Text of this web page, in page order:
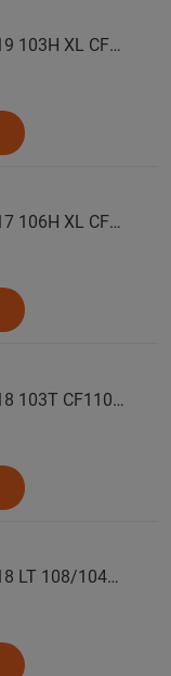
COMFORSER Автошина 235/50 R19 103H XL CF1100 лето
COMFORSER Автошина 235/60 R17 106H XL CF1100 RWL лето
COMFORSER Автошина 235/60 R18 103T CF1100 RWL лето
COMFORSER Автошина 235/60 R18 LT 108/104S CF1100 8PR RWL лето